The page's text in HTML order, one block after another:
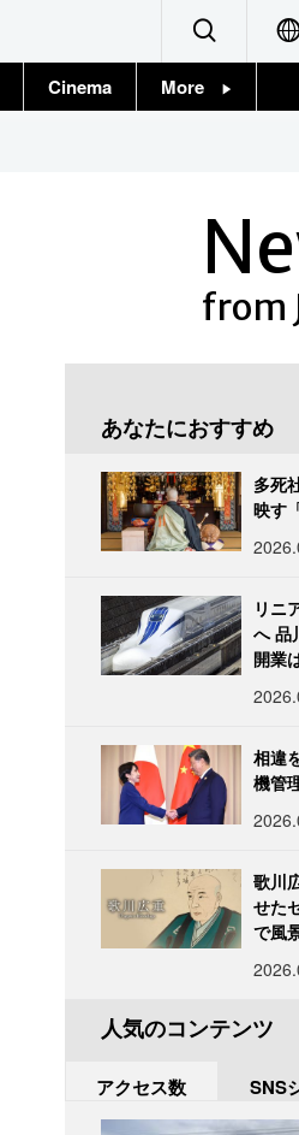
Cinema More
from
あなたにおすすめ
多死
映す
リニ
へ 品
開業
相違
機管
歌川
せた
で風
人気のコンテンツ
アクセス数 SNS